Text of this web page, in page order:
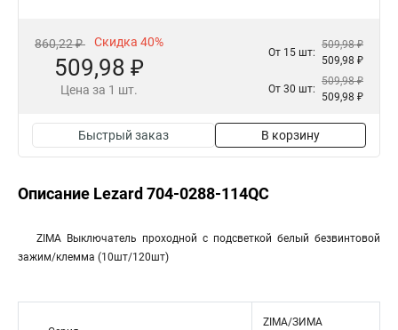
860,22 ₽ Скидка 40%
509,98 ₽
Цена за 1 шт.
От 15 шт:
509,98 ₽
509,98 ₽
От 30 шт:
509,98 ₽
509,98 ₽
Быстрый заказ В корзину
Описание Lezard 704-0288-114QC
ZIMA Выключатель проходной с подсветкой белый безвинтовой
зажим/клемма (10шт/120шт)
ZIMA/ЗИМА